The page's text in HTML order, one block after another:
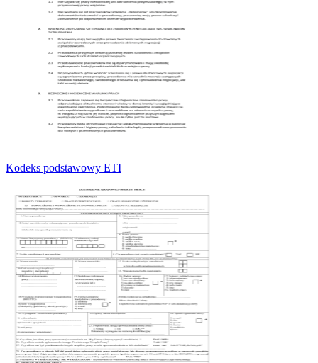
Kodeks podstawowy ETI